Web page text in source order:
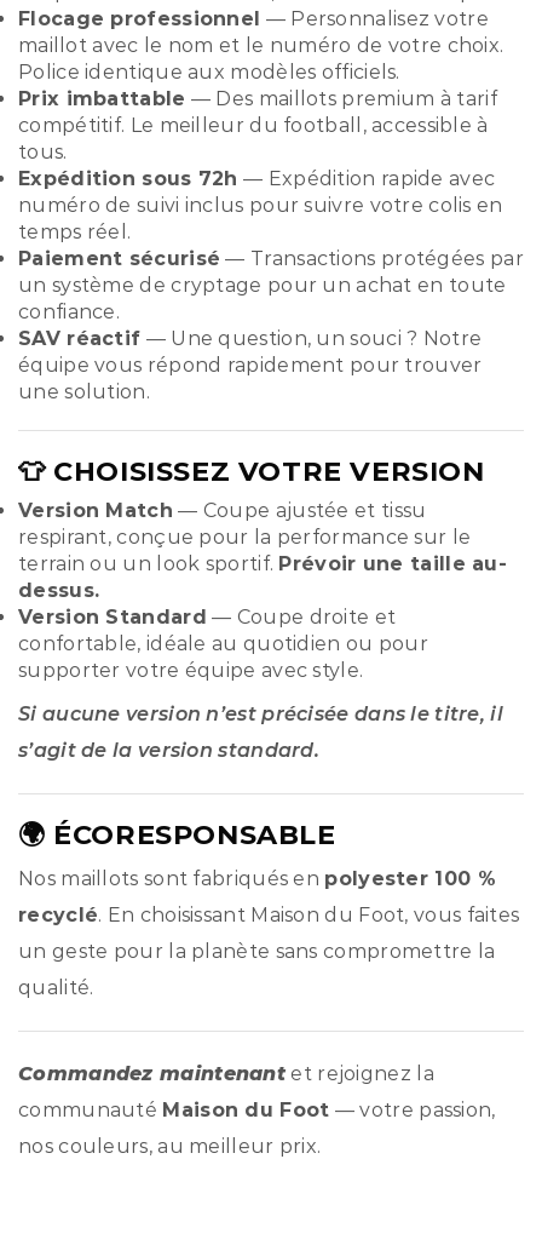
Flocage professionnel — Personnalisez votre
maillot avec le nom et le numéro de votre choix.
Police identique aux modèles officiels.
Prix imbattable — Des maillots premium à tarif
compétitif. Le meilleur du football, accessible à
tous.
Expédition sous 72h — Expédition rapide avec
numéro de suivi inclus pour suivre votre colis en
temps réel.
Paiement sécurisé — Transactions protégées par
un système de cryptage pour un achat en toute
confiance.
SAV réactif — Une question, un souci ? Notre
équipe vous répond rapidement pour trouver
une solution.
👕 CHOISISSEZ VOTRE VERSION
Version Match — Coupe ajustée et tissu
respirant, conçue pour la performance sur le
terrain ou un look sportif. Prévoir une taille au-
dessus.
Version Standard — Coupe droite et
confortable, idéale au quotidien ou pour
supporter votre équipe avec style.
Si aucune version n’est précisée dans le titre, il
s’agit de la version standard.
🌍 ÉCORESPONSABLE
Nos maillots sont fabriqués en polyester 100 %
recyclé. En choisissant Maison du Foot, vous faites
un geste pour la planète sans compromettre la
qualité.
Commandez maintenant et rejoignez la
communauté Maison du Foot — votre passion,
nos couleurs, au meilleur prix.